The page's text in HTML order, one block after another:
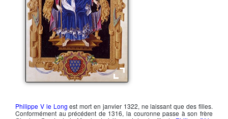
Philippe V le Longest mort en janvier 1322, ne laissant que des filles.
Conformément au précédent de 1316, la couronne passe à son frère